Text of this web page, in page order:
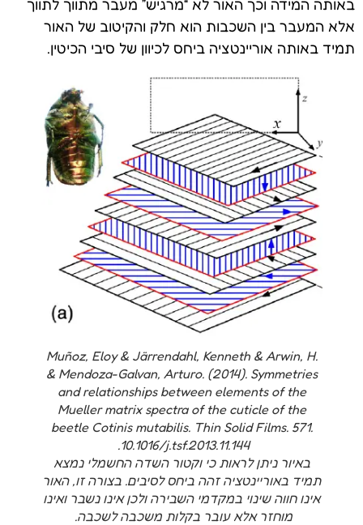
באותה המידה וכך האור לא “מרגיש” מעבר מתווך לתווך
אלא המעבר בין השכבות הוא חלק והקיטוב של האור
תמיד באותה אוריינטציה ביחס לכיוון של סיבי הכיטין.
Muñoz, Eloy & Järrendahl, Kenneth & Arwin, H.
& Mendoza-Galvan, Arturo. (2014). Symmetries
and relationships between elements of the
Mueller matrix spectra of the cuticle of the
beetle Cotinis mutabilis. Thin Solid Films. 571.
10.1016/j.tsf.2013.11.144.
באיור ניתן לראות כי וקטור השדה החשמלי נמצא
תמיד באוריינטציה זהה ביחס לסיבים. בצורה זו, האור
אינו חווה שינוי במקדמי השבירה ולכן אינו נשבר ואינו
מוחזר אלא עובר בקלות משכבה לשכבה.